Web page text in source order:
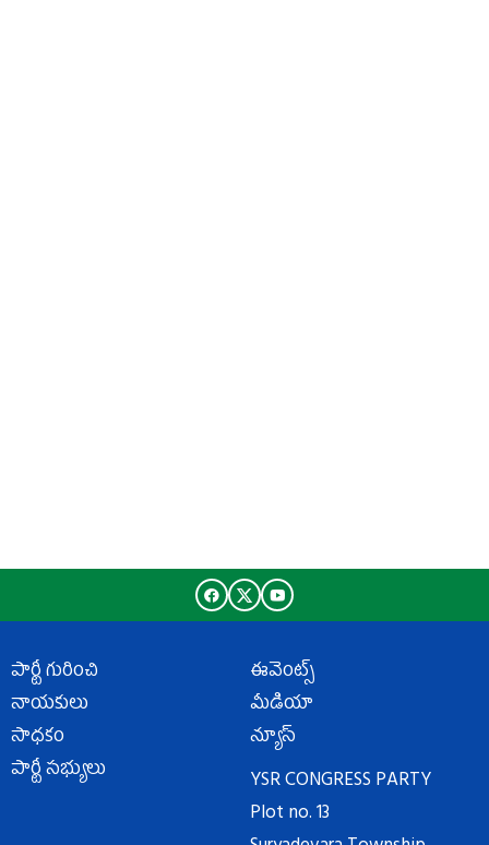
పార్టీ గురించి
నాయకులు
సాధకం
పార్టీ సభ్యులు
ఈవెంట్స్
మీడియా
న్యూస్
YSR CONGRESS PARTY
Plot no. 13